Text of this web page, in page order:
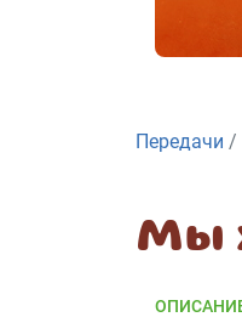
Передачи
Мы